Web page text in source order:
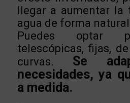
llegar a aumentar la
agua de forma natural
Puedes optar
telescópicas, fijas,
curvas. Se
necesidades, ya
a medida.